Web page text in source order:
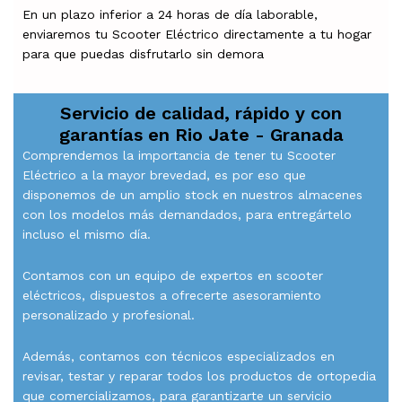
En un plazo inferior a 24 horas de día laborable,
enviaremos tu Scooter Eléctrico directamente a tu hogar
para que puedas disfrutarlo sin demora
Servicio de calidad, rápido y con
garantías en Rio Jate - Granada
Comprendemos la importancia de tener tu Scooter
Eléctrico a la mayor brevedad, es por eso que
disponemos de un amplio stock en nuestros almacenes
con los modelos más demandados, para entregártelo
incluso el mismo día.
Contamos con un equipo de expertos en scooter
eléctricos, dispuestos a ofrecerte asesoramiento
personalizado y profesional.
Además, contamos con técnicos especializados en
revisar, testar y reparar todos los productos de ortopedia
que comercializamos, para garantizarte un servicio